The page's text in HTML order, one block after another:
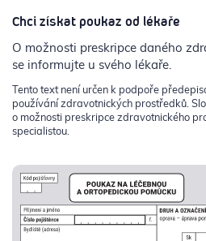
Chci získat poukaz od lékaře
O možnosti preskripce daného
se informujte u svého lékaře.
Tento text není určen k podpoře
používání zdravotnických prostředků.
o možnosti preskripce zdravotnického
specialistou.